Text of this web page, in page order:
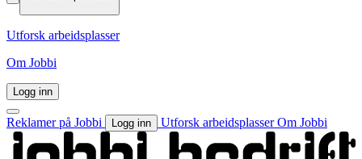
Utforsk arbeidsplasser
Om Jobbi
Logg inn
Reklamer på Jobbi Logg inn Utforsk arbeidsplasserOm Jobbi